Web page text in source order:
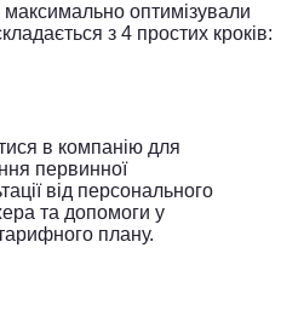
оптимізували
з 4 простих кроків:
в компанію для
первинної
від персонального
та допомоги у
плану.